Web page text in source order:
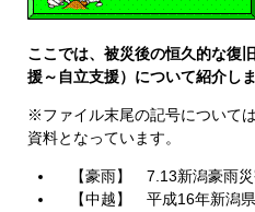
ここでは、被災後の恒久的な復
援～自立支援）について紹介しま
※ファイル末尾の記号について
資料となっています。
【豪雨】 7.13新潟豪雨災
【中越】 平成16年新潟県